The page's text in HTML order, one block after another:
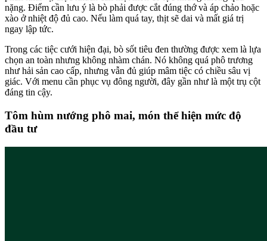
nặng. Điểm cần lưu ý là bò phải được cắt đúng thớ và áp chảo hoặc
xào ở nhiệt độ đủ cao. Nếu làm quá tay, thịt sẽ dai và mất giá trị
ngay lập tức.
Trong các tiệc cưới hiện đại, bò sốt tiêu đen thường được xem là lựa
chọn an toàn nhưng không nhàm chán. Nó không quá phô trương
như hải sản cao cấp, nhưng vẫn đủ giúp mâm tiệc có chiều sâu vị
giác. Với menu cần phục vụ đông người, đây gần như là một trụ cột
đáng tin cậy.
Tôm hùm nướng phô mai, món thể hiện mức độ
đầu tư